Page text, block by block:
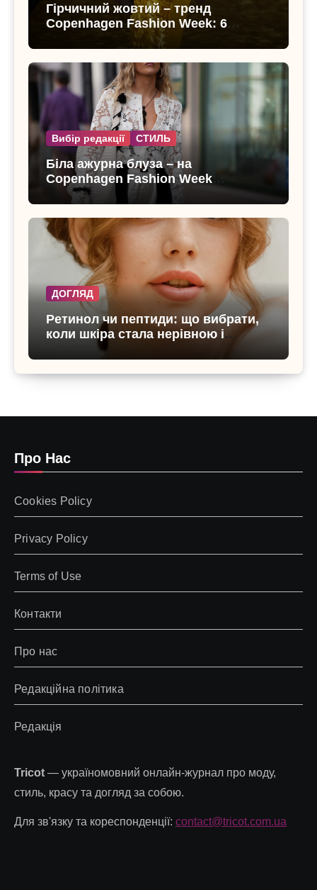
Гірчичний жовтий – тренд
Copenhagen Fashion Week: 6
образів, що переводять літо в
осінь
Вибір редакції СТИЛЬ
Біла ажурна блуза – на
Copenhagen Fashion Week
показали тренд цього літа
ДОГЛЯД
Ретинол чи пептиди: що вибрати,
коли шкіра стала нерівною і
чутливою
Про Нас
Cookies Policy
Privacy Policy
Terms of Use
Контакти
Про нас
Редакційна політика
Редакція
Tricot — україномовний онлайн-журнал про моду,
стиль, красу та догляд за собою.
Для зв'язку та кореспонденції: contact@tricot.com.ua